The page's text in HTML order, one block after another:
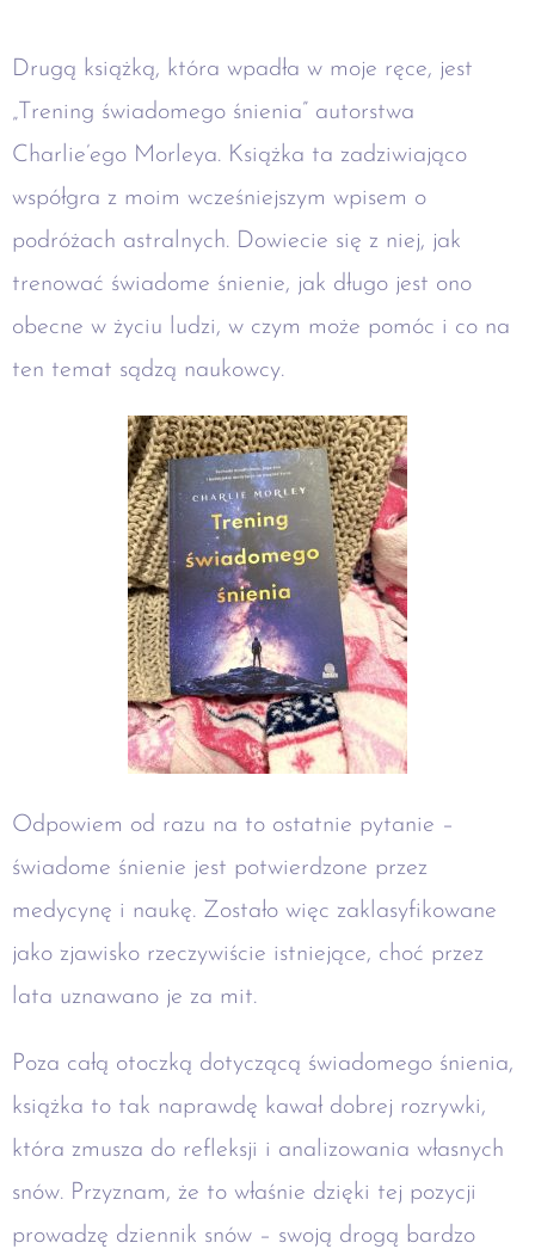
Drugą książką, która wpadła w moje ręce, jest
„Trening świadomego śnienia” autorstwa
Charlie’ego Morleya. Książka ta zadziwiająco
współgra z moim wcześniejszym wpisem o
podróżach astralnych. Dowiecie się z niej, jak
trenować świadome śnienie, jak długo jest ono
obecne w życiu ludzi, w czym może pomóc i co na
ten temat sądzą naukowcy.
Odpowiem od razu na to ostatnie pytanie –
świadome śnienie jest potwierdzone przez
medycynę i naukę. Zostało więc zaklasyfikowane
jako zjawisko rzeczywiście istniejące, choć przez
lata uznawano je za mit.
Poza całą otoczką dotyczącą świadomego śnienia,
książka to tak naprawdę kawał dobrej rozrywki,
która zmusza do refleksji i analizowania własnych
snów. Przyznam, że to właśnie dzięki tej pozycji
prowadzę dziennik snów – swoją drogą bardzo